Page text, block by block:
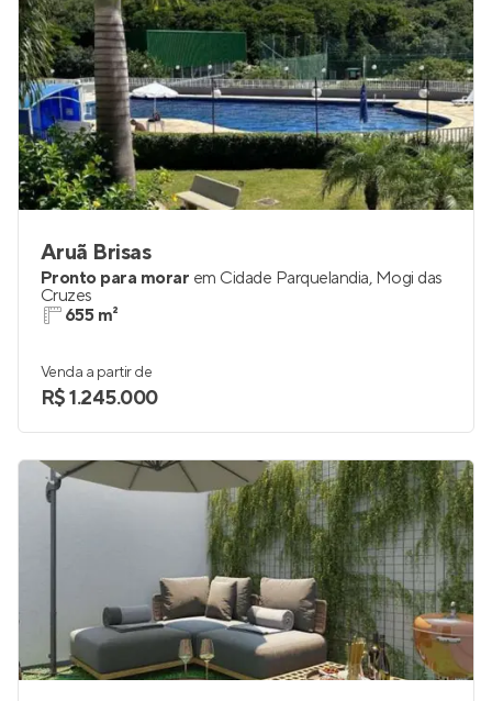
Aruã Brisas
Pronto para morar em Cidade Parquelandia, Mogi das
Cruzes
655 m²
Venda a partir de
R$ 1.245.000